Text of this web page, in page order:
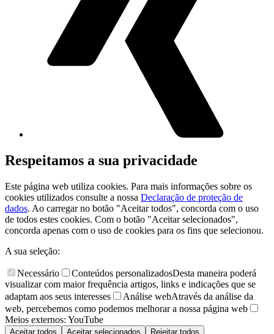
Respeitamos a sua privacidade
Este página web utiliza cookies. Para mais informações sobre os
cookies utilizados consulte a nossa Declaração de proteção de
dados. Ao carregar no botão "Aceitar todos", concorda com o uso
de todos estes cookies. Com o botão "Aceitar selecionados",
concorda apenas com o uso de cookies para os fins que selecionou.
A sua seleção:
Necessário Conteúdos personalizadosDesta maneira poderá
visualizar com maior frequência artigos, links e indicações que se
adaptam aos seus interesses
Análise webAtravés da análise da
web, percebemos como podemos melhorar a nossa página web
Meios externos: YouTube
Aceitar todos Aceitar selecionados Rejeitar todos